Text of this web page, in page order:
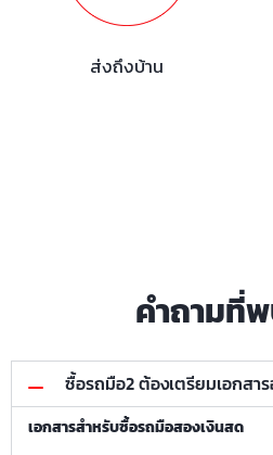
ส่งถึงบ้าน
คำถามที่
ซื้อรถมือ2 ต้องเตรียมเอกสาร
เอกสารสำหรับซื้อรถมือสองเงินสด